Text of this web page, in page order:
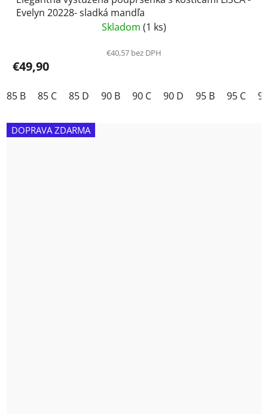
Evelyn 20228- sladká mandľa
Skladom (1 ks)
€40,57 bez DPH
€49,90
85 B 85 C 85 D 90 B 90 C 90 D 95 B 95 C
DOPRAVA ZDARMA